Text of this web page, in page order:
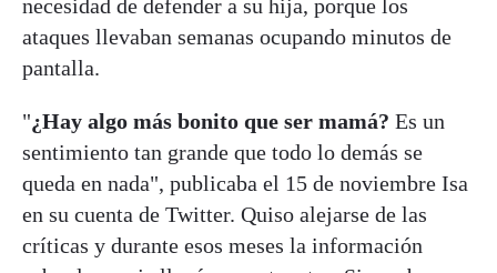
necesidad de defender a su hija, porque los
ataques llevaban semanas ocupando minutos de
pantalla.
"¿Hay algo más bonito que ser mamá? Es un
sentimiento tan grande que todo lo demás se
queda en nada", publicaba el 15 de noviembre Isa
en su cuenta de Twitter. Quiso alejarse de las
críticas y durante esos meses la información